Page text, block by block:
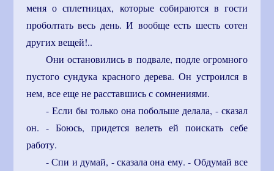
меня о сплетницах, которые собираются в гости
проболтать весь день. И вообще есть шесть сотен
других вещей!..
Они остановились в подвале, подле огромного
пустого сундука красного дерева. Он устроился в
нем, все еще не расставшись с сомнениями.
- Если бы только она побольше делала, - сказал
он. - Боюсь, придется велеть ей поискать себе
работу.
- Спи и думай, - сказала она ему. - Обдумай все